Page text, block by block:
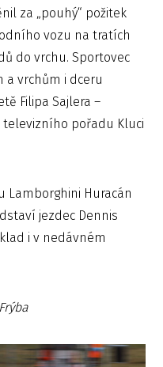
za „pouhý“ požitek
vozu na tratích
do vrchu. Sportovec
vrchům i dceru
Filipa Sajlera –
pořadu Kluci
Lamborghini Huracán
jezdec Dennis
i v nedávném